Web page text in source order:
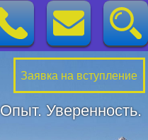
Уверенность.
Заявка на вступление